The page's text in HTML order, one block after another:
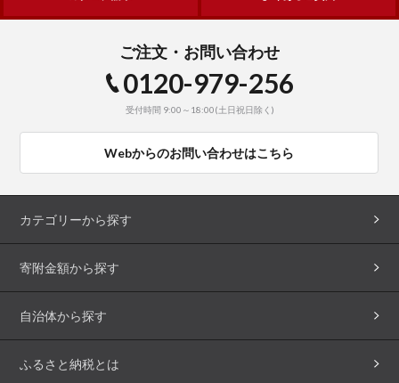
ご注文・お問い合わせ
0120-979-256
受付時間 9:00～18:00(土日祝日除く)
Webからのお問い合わせはこちら
カテゴリーから探す
寄附金額から探す
自治体から探す
ふるさと納税とは